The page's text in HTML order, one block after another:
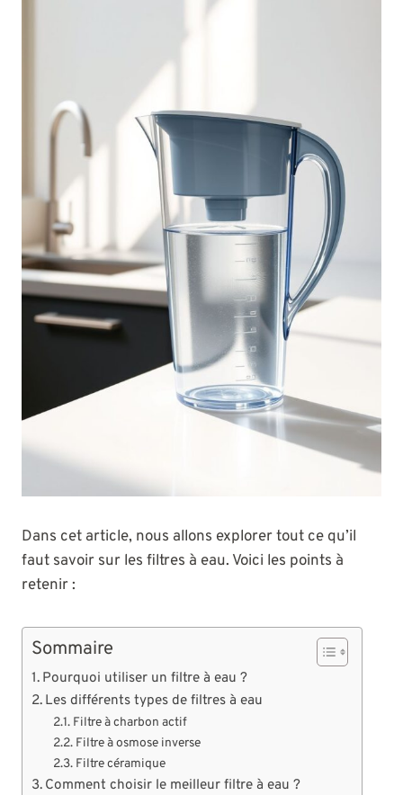
Dans cet article, nous allons explorer tout ce qu’il
faut savoir sur les filtres à eau. Voici les points à
retenir :
Sommaire
Pourquoi utiliser un filtre à eau ?
Les différents types de filtres à eau
Filtre à charbon actif
Filtre à osmose inverse
Filtre céramique
Comment choisir le meilleur filtre à eau ?